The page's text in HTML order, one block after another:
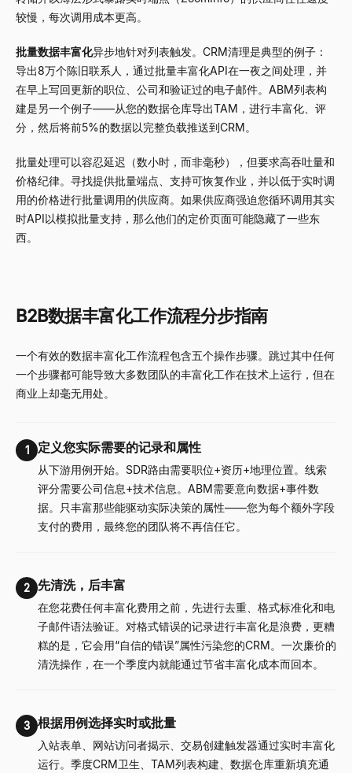
较慢，每次调用成本更高。
批量数据丰富化异步地针对列表触发。CRM清理是典型的例子：
导出8万个陈旧联系人，通过批量丰富化API在一夜之间处理，并
在早上写回更新的职位、公司和验证过的电子邮件。ABM列表构
建是另一个例子——从您的数据仓库导出TAM，进行丰富化、评
分，然后将前5%的数据以完整负载推送到CRM。
批量处理可以容忍延迟（数小时，而非毫秒），但要求高吞吐量和
价格纪律。寻找提供批量端点、支持可恢复作业，并以低于实时调
用的价格进行批量调用的供应商。如果供应商强迫您循环调用其实
时API以模拟批量支持，那么他们的定价页面可能隐藏了一些东
西。
B2B数据丰富化工作流程分步指南
一个有效的数据丰富化工作流程包含五个操作步骤。跳过其中任何
一个步骤都可能导致大多数团队的丰富化工作在技术上运行，但在
商业上却毫无用处。
1 定义您实际需要的记录和属性
从下游用例开始。SDR路由需要职位+资历+地理位置。线索
评分需要公司信息+技术信息。ABM需要意向数据+事件数
据。只丰富那些能驱动实际决策的属性——您为每个额外字段
支付的费用，最终您的团队将不再信任它。
2 先清洗，后丰富
在您花费任何丰富化费用之前，先进行去重、格式标准化和电
子邮件语法验证。对格式错误的记录进行丰富化是浪费，更糟
糕的是，它会用“自信的错误”属性污染您的CRM。一次廉价的
清洗操作，在一个季度内就能通过节省丰富化成本而回本。
3 根据用例选择实时或批量
入站表单、网站访问者揭示、交易创建触发器通过实时丰富化
运行。季度CRM卫生、TAM列表构建、数据仓库重新填充通